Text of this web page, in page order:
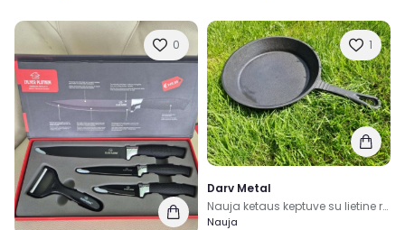
0 1
Darv Metal
Nauja ketaus keptuve su lietine rankena 22 cm
Nauja